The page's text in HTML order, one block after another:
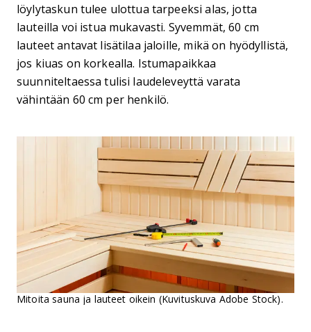
löylytaskun tulee ulottua tarpeeksi alas, jotta
lauteilla voi istua mukavasti. Syvemmät, 60 cm
lauteet antavat lisätilaa jaloille, mikä on hyödyllistä,
jos kiuas on korkealla. Istumapaikkaa
suunniteltaessa tulisi laudeleveyttä varata
vähintään 60 cm per henkilö.
Mitoita sauna ja lauteet oikein (Kuvituskuva Adobe Stock).